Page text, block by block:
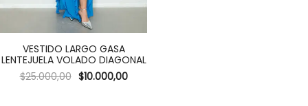
VESTIDO LARGO GASA
LENTEJUELA VOLADO DIAGONAL
$25.000,00 $10.000,00